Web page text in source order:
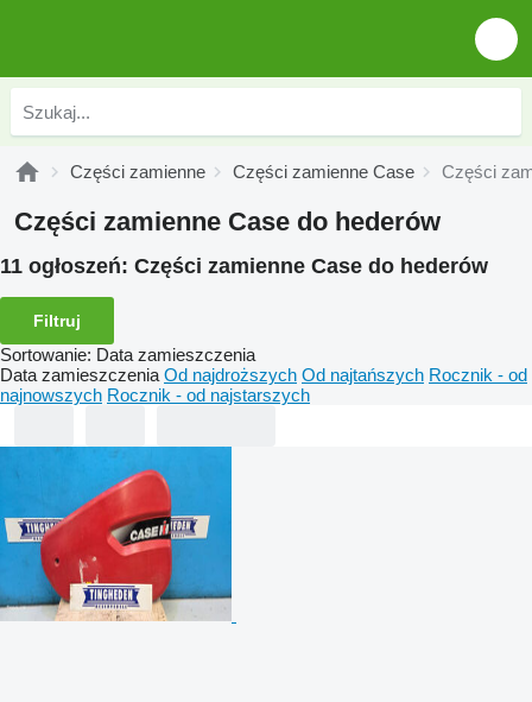
Części zamienne Części zamienne Case Części
Części zamienne Case do hederów
11 ogłoszeń: Części zamienne Case do hederów
Filtruj
Sortowanie: Data zamieszczenia
Data zamieszczenia Od najdroższych Od najtańszych Rocznik - od
najnowszych Rocznik - od najstarszych